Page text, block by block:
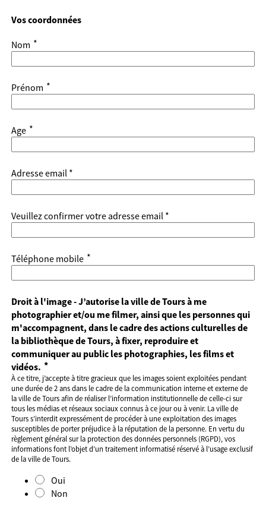
Vos coordonnées
Nom *
Prénom *
Age *
Adresse email *
Veuillez confirmer votre adresse email *
Téléphone mobile *
Droit à l'image - J’autorise la ville de Tours à me
photographier et/ou me filmer, ainsi que les personnes qui
m'accompagnent, dans le cadre des actions culturelles de
la bibliothèque de Tours, à fixer, reproduire et
communiquer au public les photographies, les films et
vidéos. *
À ce titre, j’accepte à titre gracieux que les images soient exploitées pendant
une durée de 2 ans dans le cadre de la communication interne et externe de
la ville de Tours afin de réaliser l’information institutionnelle de celle-ci sur
tous les médias et réseaux sociaux connus à ce jour ou à venir. La ville de
Tours s’interdit expressément de procéder à une exploitation des images
susceptibles de porter préjudice à la réputation de la personne. En vertu du
règlement général sur la protection des données personnels (RGPD), vos
informations font l’objet d’un traitement informatisé réservé à l’usage exclusif
de la ville de Tours.
Oui
Non